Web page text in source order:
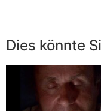
Dies könnte